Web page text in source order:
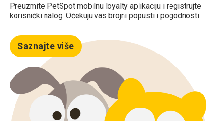
Preuzmite PetSpot mobilnu loyalty aplikaciju i registrujte
korisnički nalog. Očekuju vas brojni popusti i pogodnosti.
Saznajte više